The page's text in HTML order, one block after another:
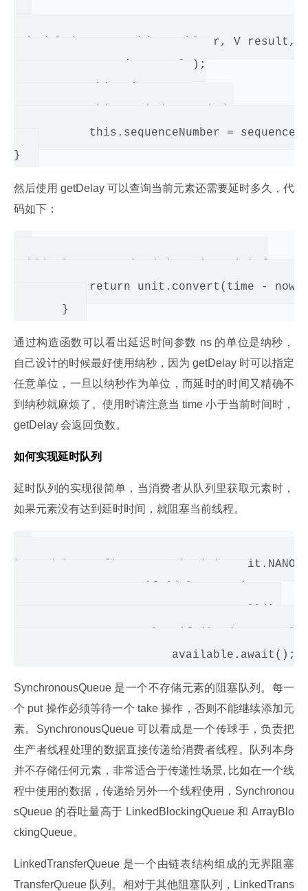
ScheduledFutureTask(Runnable r, V
           super(r, result);
this.sequenceNumber =
然后使用 getDelay 可以查询当前元素还需要延时多久，代
码如下：
return unit.convert(time -
通过构造函数可以看出延迟时间参数 ns 的单位是纳秒，
自己设计的时候最好使用纳秒，因为 getDelay 时可以指定
任意单位，一旦以纳秒作为单位，而延时的时间又精确不
到纳秒就麻烦了。使用时请注意当 time 小于当前时间时，
getDelay 会返回负数。
如何实现延时队列
延时队列的实现很简单，当消费者从队列里获取元素时，
如果元素没有达到延时时间，就阻塞当前线程。
long delay =
SynchronousQueue 是一个不存储元素的阻塞队列。每一
个 put 操作必须等待一个 take 操作，否则不能继续添加元
素。SynchronousQueue 可以看成是一个传球手，负责把
生产者线程处理的数据直接传递给消费者线程。队列本身
并不存储任何元素，非常适合于传递性场景, 比如在一个线
程中使用的数据，传递给另外一个线程使用，Synchronou
sQueue 的吞吐量高于 LinkedBlockingQueue 和 ArrayBlo
ckingQueue。
LinkedTransferQueue 是一个由链表结构组成的无界阻塞
TransferQueue 队列。相对于其他阻塞队列，LinkedTrans